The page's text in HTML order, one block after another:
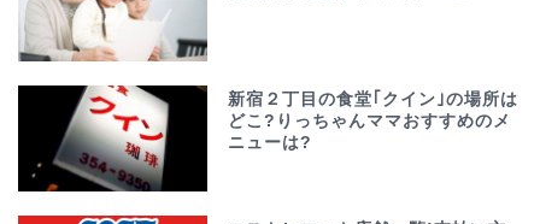
新宿２丁目の食堂｢クイン｣の場所は
どこ?りっちゃんママおすすめのメ
ニューは?